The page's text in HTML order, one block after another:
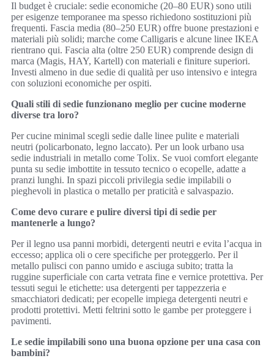
Il budget è cruciale: sedie economiche (20–80 EUR) sono utili
per esigenze temporanee ma spesso richiedono sostituzioni più
frequenti. Fascia media (80–250 EUR) offre buone prestazioni e
materiali più solidi; marche come Calligaris e alcune linee IKEA
rientrano qui. Fascia alta (oltre 250 EUR) comprende design di
marca (Magis, HAY, Kartell) con materiali e finiture superiori.
Investi almeno in due sedie di qualità per uso intensivo e integra
con soluzioni economiche per ospiti.
Quali stili di sedie funzionano meglio per cucine moderne
diverse tra loro?
Per cucine minimal scegli sedie dalle linee pulite e materiali
neutri (policarbonato, legno laccato). Per un look urbano usa
sedie industriali in metallo come Tolix. Se vuoi comfort elegante
punta su sedie imbottite in tessuto tecnico o ecopelle, adatte a
pranzi lunghi. In spazi piccoli privilegia sedie impilabili o
pieghevoli in plastica o metallo per praticità e salvaspazio.
Come devo curare e pulire diversi tipi di sedie per
mantenerle a lungo?
Per il legno usa panni morbidi, detergenti neutri e evita l’acqua in
eccesso; applica oli o cere specifiche per proteggerlo. Per il
metallo pulisci con panno umido e asciuga subito; tratta la
ruggine superficiale con carta vetrata fine e vernice protettiva. Per
tessuti segui le etichette: usa detergenti per tappezzeria e
smacchiatori dedicati; per ecopelle impiega detergenti neutri e
prodotti protettivi. Metti feltrini sotto le gambe per proteggere i
pavimenti.
Le sedie impilabili sono una buona opzione per una casa con
bambini?